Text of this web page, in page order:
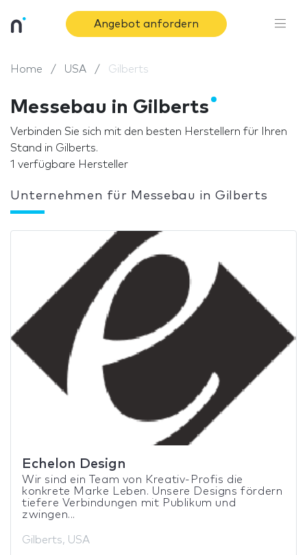
Angebot anfordern
Home USA Gilberts
Messebau in Gilberts
Verbinden Sie sich mit den besten Herstellern für Ihren
Stand in Gilberts.
1 verfügbare Hersteller
Unternehmen für Messebau in Gilberts
Echelon Design
Wir sind ein Team von Kreativ-Profis die
konkrete Marke Leben. Unsere Designs fördern
tiefere Verbindungen mit Publikum und
zwingen...
Gilberts, USA